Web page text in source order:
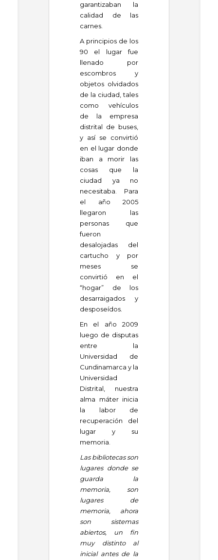
garantizaban la
calidad de las
carnes.
A principios de los
90 el lugar fue
llenado por
escombros y
objetos olvidados
de la ciudad, tales
como vehículos
de la empresa
distrital de buses,
y así se convirtió
en el lugar donde
iban a morir las
cosas que la
ciudad ya no
necesitaba. Para
el año 2005
llegaron las
personas que
fueron
desalojadas del
cartucho y por
meses se
convirtió en el
“hogar” de los
desarraigados y
desposeídos.
En el año 2009
luego de disputas
entre la
Universidad de
Cundinamarca y la
Universidad
Distrital, nuestra
alma máter inicia
la labor de
recuperación del
lugar y su
memoria
Las bibliotecas son
lugares donde se
guarda la
memoria, son
lugares de
memoria, ahora
son sistemas
abiertos, un fin
muy distinto al
inicial antes de la